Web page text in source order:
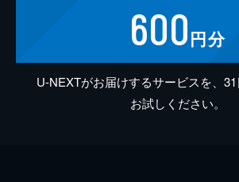
600円分
U-NEXTがお届けするサービスを、
お試しください。